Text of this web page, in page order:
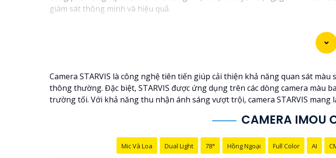
giám sát thông minh và hiệu quả.
Camera STARVIS là công nghệ tiên tiến giúp cải thiện khả năng quan sát
thông thường. Đặc biệt, STARVIS được ứng dụng trên các dòng camera màu
trường tối. Với khả năng thu nhận ánh sáng vượt trội, camera STARVIS mang
CAMERA IMOU
Mic Và Loa Dual Light 78° Hồng Ngoại Full Color AI